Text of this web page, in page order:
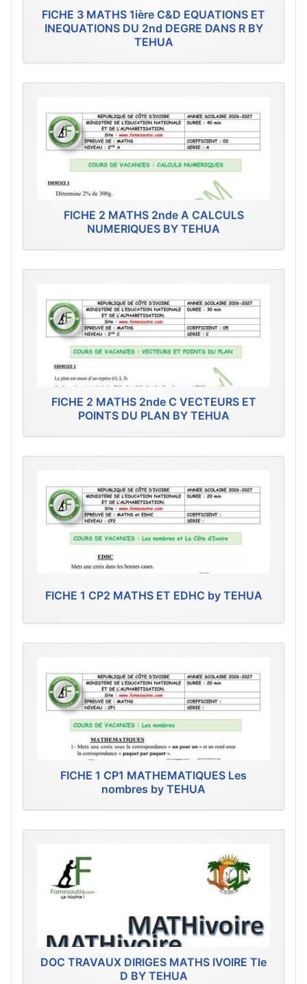
FICHE 3 MATHS 1ière C&D EQUATIONS ET
INEQUATIONS DU 2nd DEGRE DANS R BY
TEHUA
FICHE 2 MATHS 2nde A CALCULS
NUMERIQUES BY TEHUA
FICHE 2 MATHS 2nde C VECTEURS ET
POINTS DU PLAN BY TEHUA
FICHE 1 CP2 MATHS ET EDHC by TEHUA
FICHE 1 CP1 MATHEMATIQUES Les
nombres by TEHUA
DOC TRAVAUX DIRIGES MATHS IVOIRE Tle
D BY TEHUA